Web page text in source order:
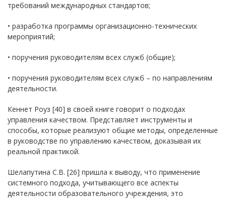
требований международных стандартов;
• разработка программы организационно-технических
мероприятий;
• поручения руководителям всех служб (общие);
• поручения руководителям всех служб – по направлениям
деятельности.
Кеннет Роуз [40] в своей книге говорит о подходах
управления качеством. Представляет инструменты и
способы, которые реализуют общие методы, определенные
в руководстве по управлению качеством, доказывая их
реальной практикой.
Шелапутина С.В. [26] пришла к выводу, что применение
системного подхода, учитывающего все аспекты
деятельности образовательного учреждения, это